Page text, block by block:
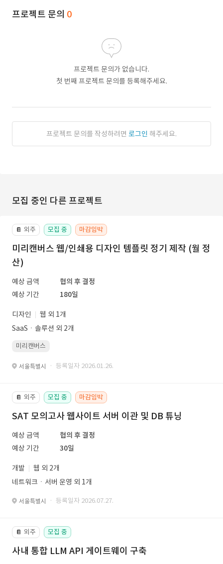
프로젝트 문의 0
프로젝트 문의가 없습니다.
첫 번째 프로젝트 문의를 등록해주세요.
프로젝트 문의를 작성하려면 로그인 해주세요.
모집 중인 다른 프로젝트
📔 외주 모집 중 마감임박
미리캔버스 웹/인쇄용 디자인 템플릿 정기 제작 (월 정
산)
예상 금액
협의 후 결정
예상 기간
180일
디자인
웹 외 1개
SaaSㆍ솔루션 외 2개
미리캔버스
서울특별시 · 등록일자 2026.01.26.
📔 외주 모집 중 마감임박
SAT 모의고사 웹사이트 서버 이관 및 DB 튜닝
예상 금액
협의 후 결정
예상 기간
30일
개발
웹 외 2개
네트워크ㆍ서버 운영 외 1개
서울특별시 · 등록일자 2026.07.27.
📔 외주 모집 중
사내 통합 LLM API 게이트웨이 구축